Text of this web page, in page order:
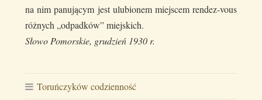
na nim panującym jest ulubionem miejscem rendez-vous
różnych „odpadków” miejskich.
Słowo Pomorskie, grudzień 1930 r.
Toruńczyków codzienność